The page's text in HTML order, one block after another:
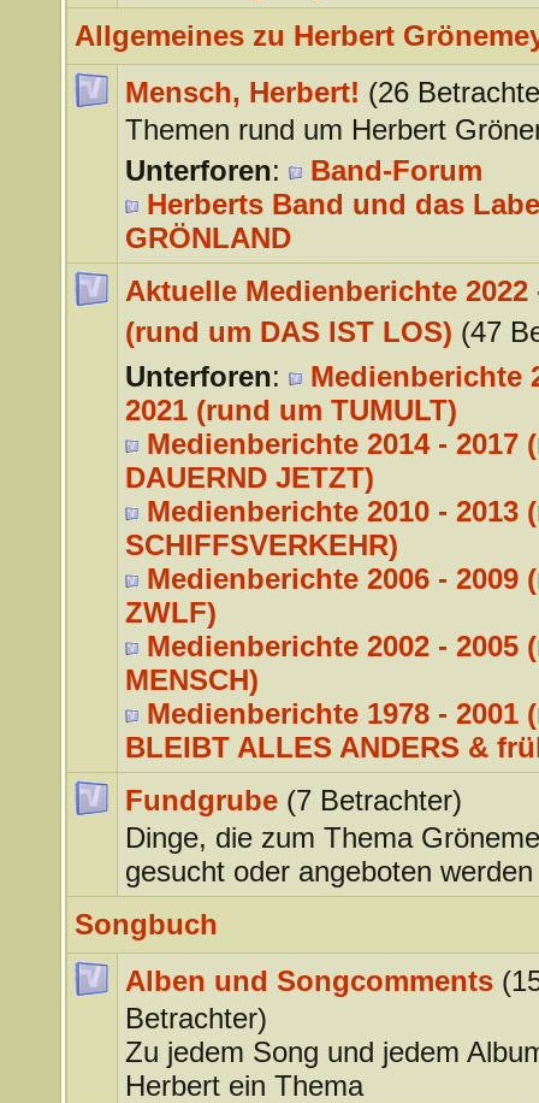
Allgemeines zu Herbert
Mensch, Herbert! (26
Themen rund um Herbert
Unterforen:
Band-Forum
Herberts Band und das
GRÖNLAND
Aktuelle Medienberichte 2022
(rund um DAS IST LOS) (47
Unterforen:
Medienberichte
2021 (rund um TUMULT)
Medienberichte 2014 - 2017
DAUERND JETZT)
Medienberichte 2010 - 2013
SCHIFFSVERKEHR)
Medienberichte 2006 - 2009
ZWLF)
Medienberichte 2002 - 2005
MENSCH)
Medienberichte 1978 - 2001
BLEIBT ALLES ANDERS &
Fundgrube (7 Betrachter)
Dinge, die zum Thema
gesucht oder angeboten werden
Songbuch
Alben und Songcomments
Betrachter)
Zu jedem Song und jedem
Herbert ein Thema